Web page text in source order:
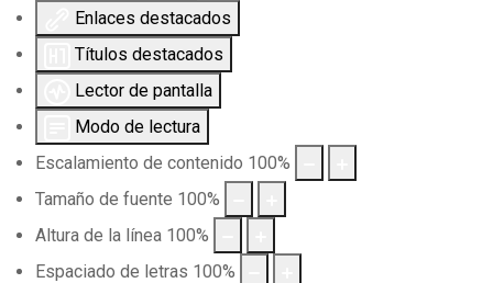
Enlaces destacados
Títulos destacados
Lector de pantalla
Modo de lectura
Escalamiento de contenido 100%
Tamaño de fuente 100%
Altura de la línea 100%
Espaciado de letras 100%